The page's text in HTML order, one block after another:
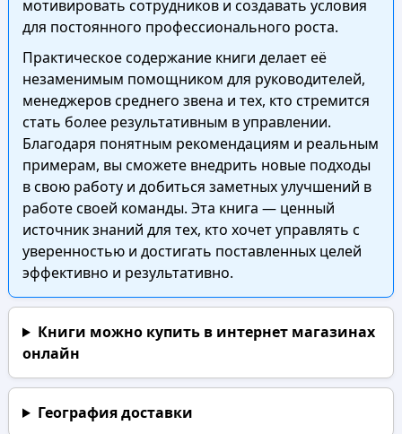
мотивировать сотрудников и создавать условия
для постоянного профессионального роста.
Практическое содержание книги делает её
незаменимым помощником для руководителей,
менеджеров среднего звена и тех, кто стремится
стать более результативным в управлении.
Благодаря понятным рекомендациям и реальным
примерам, вы сможете внедрить новые подходы
в свою работу и добиться заметных улучшений в
работе своей команды. Эта книга — ценный
источник знаний для тех, кто хочет управлять с
уверенностью и достигать поставленных целей
эффективно и результативно.
Книги можно купить в интернет магазинах
онлайн
География доставки